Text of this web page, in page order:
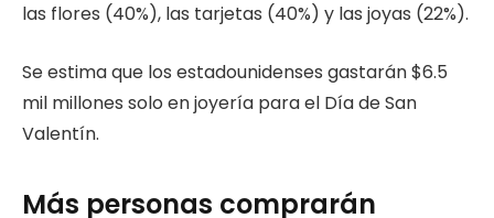
las flores (40%), las tarjetas (40%) y las joyas (22%).
Se estima que los estadounidenses gastarán $6.5
mil millones solo en joyería para el Día de San
Valentín.
Más personas comprarán